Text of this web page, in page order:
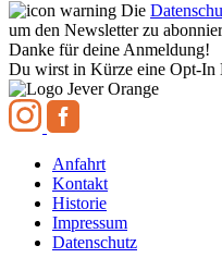
Die
um den Newsletter zu
Danke für deine Anmeldung!
Du wirst in Kürze eine Opt-In
Anfahrt
Kontakt
Historie
Impressum
Datenschutz